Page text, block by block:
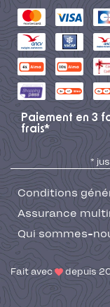
Paiement en 3
frais*
*
Conditions
Assurance
Qui sommes-
Fait avec depuis